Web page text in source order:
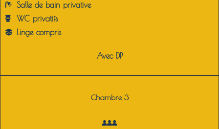
Salle de bain privative
WC privatifs
Linge compris
Avec DP
Chambre 3